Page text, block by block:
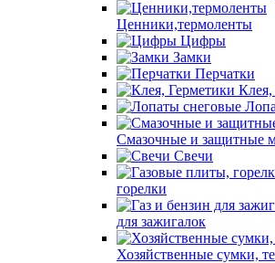
Ценники,термоленты
Цифры
Замки
Перчатки
Клея,
Смазочные и защитные
Свечи
горелки
для зажигалок
Хозяйственные сумки,